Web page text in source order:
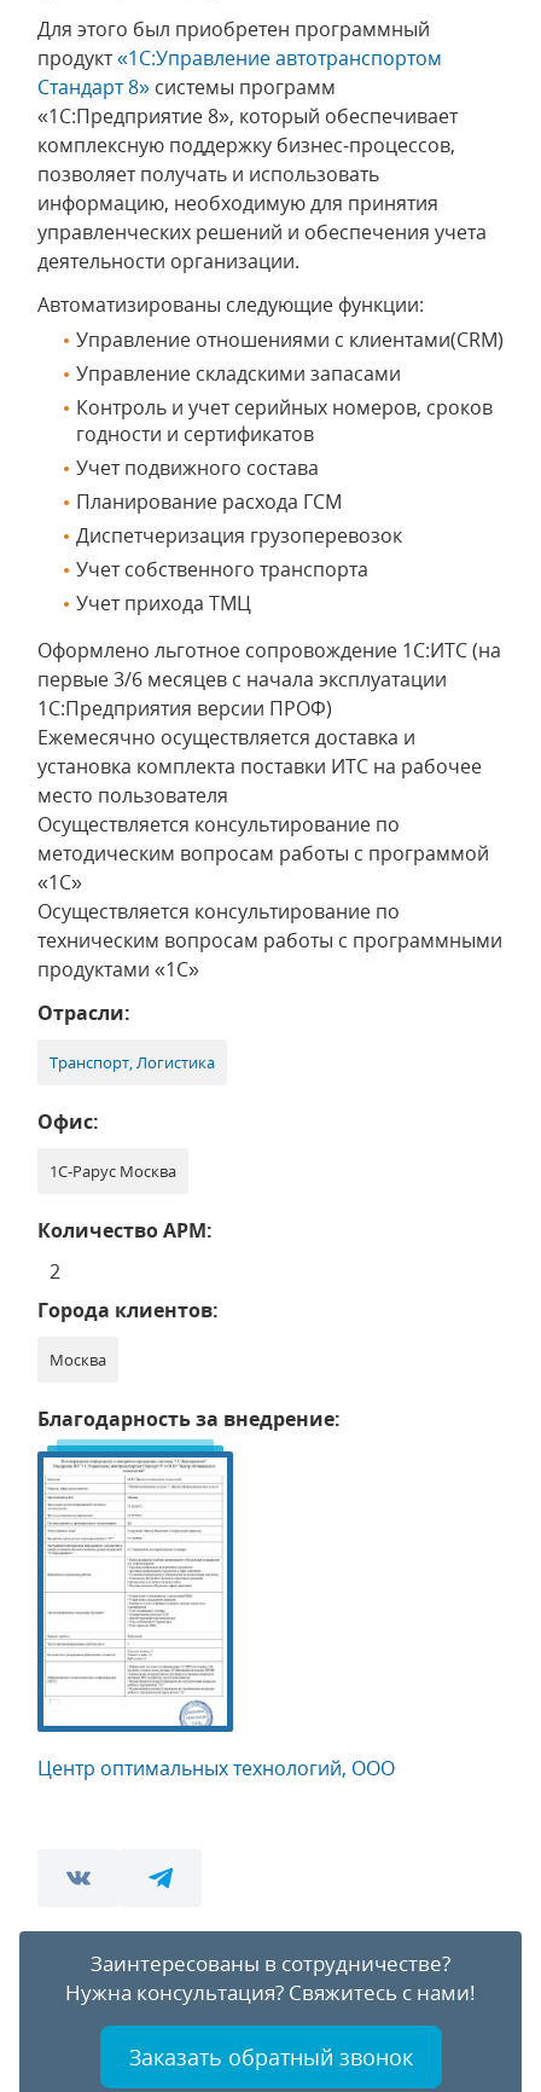
Для этого был приобретен программный
продукт«1С:Управление автотранспортом
Стандарт 8» системы программ
«1С:Предприятие 8», который обеспечивает
комплексную поддержку бизнес-процессов,
позволяет получать и использовать
информацию, необходимую для принятия
управленческих решений и обеспечения учета
деятельности организации.
Автоматизированы следующие функции:
Управление отношениями с клиентами(CRM)
Управление складскими запасами
Контроль и учет серийных номеров, сроков
годности и сертификатов
Учет подвижного состава
Планирование расхода ГСМ
Диспетчеризация грузоперевозок
Учет собственного транспорта
Учет прихода ТМЦ
Оформлено льготное сопровождение 1С:ИТС (на
первые 3/6 месяцев с начала эксплуатации
1С:Предприятия версии ПРОФ)
Ежемесячно осуществляется доставка и
установка комплекта поставки ИТС на рабочее
место пользователя
Осуществляется консультирование по
методическим вопросам работы с программой
«1С»
Осуществляется консультирование по
техническим вопросам работы с программными
продуктами «1С»
Отрасли:
Транспорт, Логистика
Офис:
1С-Рарус Москва
Количество АРМ:
2
Города клиентов:
Москва
Благодарность за внедрение:
Центр оптимальных технологий, ООО
Заинтересованы в сотрудничестве?
Нужна консультация? Свяжитесь с нами!
Заказать обратный звонок